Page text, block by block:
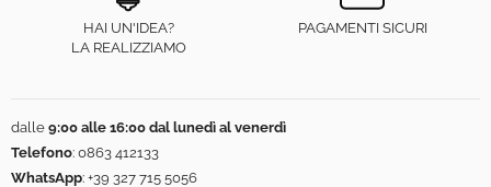
HAI UN'IDEA?
LA REALIZZIAMO
PAGAMENTI SICURI
dalle 9:00 alle 16:00 dal lunedì al venerdì
Telefono: 0863 412133
WhatsApp: +39 327 715 5056